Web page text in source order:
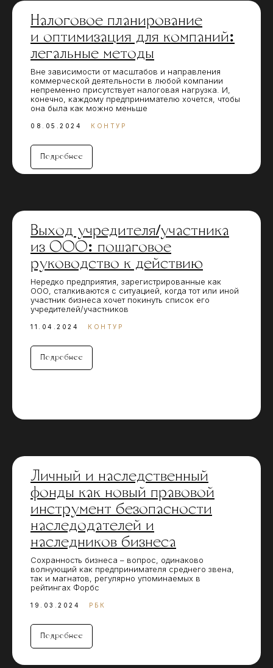
Налоговое планирование
и оптимизация для компаний:
легальные методы
Вне зависимости от масштабов и направления
коммерческой деятельности в любой компании
непременно присутствует налоговая нагрузка. И,
конечно, каждому предпринимателю хочется, чтобы
она была как можно меньше
08.05.2024 КОНТУР
Подробнее
Выход учредителя/участника
из ООО: пошаговое
руководство к действию
Нередко предприятия, зарегистрированные как
ООО, сталкиваются с ситуацией, когда тот или иной
участник бизнеса хочет покинуть список его
учредителей/участников
11.04.2024 КОНТУР
Подробнее
Личный и наследственный
фонды как новый правовой
инструмент безопасности
наследодателей и
наследников бизнеса
Сохранность бизнеса – вопрос, одинаково
волнующий как предпринимателя среднего звена,
так и магнатов, регулярно упоминаемых в
рейтингах Форбс
19.03.2024 РБК
Подробнее